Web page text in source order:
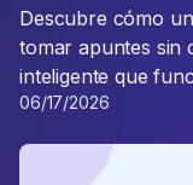
Descubre cómo
tomar apuntes sin
inteligente que
06/17/2026